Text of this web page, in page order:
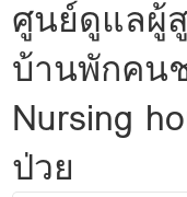
ศูนย์ดูแลผู้
บ้านพักคน
Nursing
ป่วย